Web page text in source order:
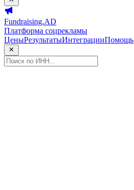
Fundraising.AD
Платформа соцрекламы
ЦеныРезультатыИнтеграцииПомощь